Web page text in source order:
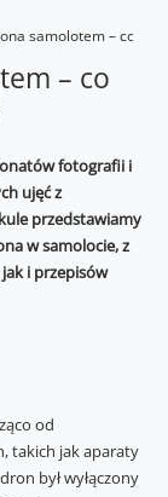
samolotem – co
– co
fotografii i
ujęć z
przedstawiamy
w samolocie, z
i przepisów
od
takich jak aparaty
był wyłączony